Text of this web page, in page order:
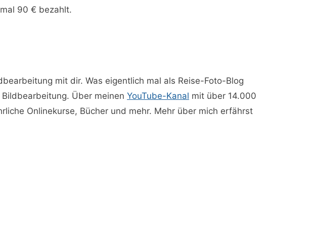
90 € bezahlt.
mit dir. Was eigentlich mal als Reise-Foto-Blog
Über meinen YouTube-Kanal mit über 14.000
Onlinekurse, Bücher und mehr. Mehr über mich erfährst